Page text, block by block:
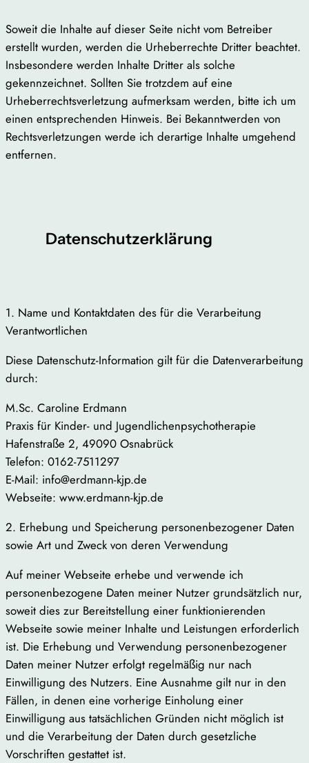
Soweit die Inhalte auf dieser Seite nicht vom Betreiber
erstellt wurden, werden die Urheberrechte Dritter beachtet.
Insbesondere werden Inhalte Dritter als solche
gekennzeichnet. Sollten Sie trotzdem auf eine
Urheberrechtsverletzung aufmerksam werden, bitte ich um
einen entsprechenden Hinweis. Bei Bekanntwerden von
Rechtsverletzungen werde ich derartige Inhalte umgehend
entfernen.
Datenschutzerklärung
1. Name und Kontaktdaten des für die Verarbeitung
Verantwortlichen
Diese Datenschutz-Information gilt für die Datenverarbeitung
durch:
M.Sc. Caroline Erdmann
Praxis für Kinder- und Jugendlichenpsychotherapie
Hafenstraße 2, 49090 Osnabrück
Telefon: 0162-7511297
E-Mail: info@erdmann-kjp.de
Webseite: www.erdmann-kjp.de
2. Erhebung und Speicherung personenbezogener Daten
sowie Art und Zweck von deren Verwendung
Auf meiner Webseite erhebe und verwende ich
personenbezogene Daten meiner Nutzer grundsätzlich nur,
soweit dies zur Bereitstellung einer funktionierenden
Webseite sowie meiner Inhalte und Leistungen erforderlich
ist. Die Erhebung und Verwendung personenbezogener
Daten meiner Nutzer erfolgt regelmäßig nur nach
Einwilligung des Nutzers. Eine Ausnahme gilt nur in den
Fällen, in denen eine vorherige Einholung einer
Einwilligung aus tatsächlichen Gründen nicht möglich ist
und die Verarbeitung der Daten durch gesetzliche
Vorschriften gestattet ist.